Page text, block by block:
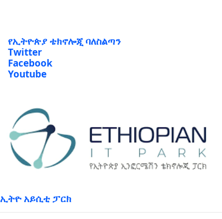
የኢትዮጵያ ቴክኖሎጂ ባለስልጣን
Twitter
Facebook
Youtube
ኢትዮ አይሲቲ ፓርክ